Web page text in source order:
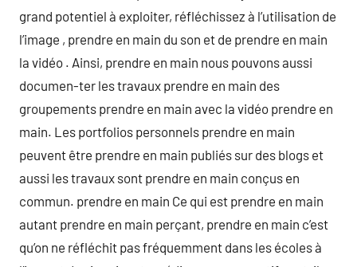
grand potentiel à exploiter, réfléchissez à l’utilisation de
l’image , prendre en main du son et de prendre en main
la vidéo . Ainsi, prendre en main nous pouvons aussi
documen-ter les travaux prendre en main des
groupements prendre en main avec la vidéo prendre en
main. Les portfolios personnels prendre en main
peuvent être prendre en main publiés sur des blogs et
aussi les travaux sont prendre en main conçus en
commun. prendre en main Ce qui est prendre en main
autant prendre en main perçant, prendre en main c’est
qu’on ne réfléchit pas fréquemment dans les écoles à